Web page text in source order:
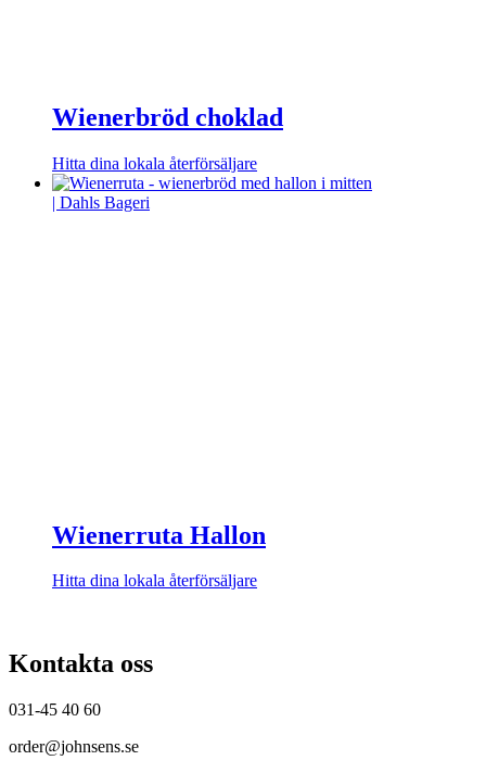
Wienerbröd choklad
Hitta dina lokala återförsäljare
Wienerruta Hallon
Hitta dina lokala återförsäljare
Kontakta oss
031-45 40 60
order@johnsens.se